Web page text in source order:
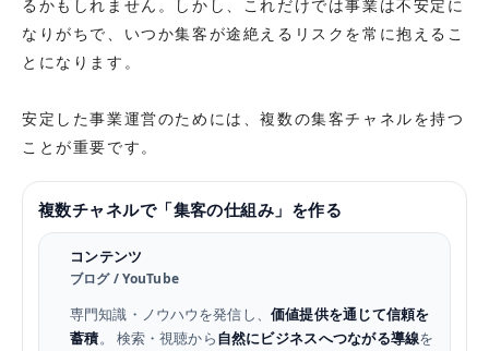
るかもしれません。しかし、これだけでは事業は不安定に
なりがちで、いつか集客が途絶えるリスクを常に抱えるこ
とになります。
安定した事業運営のためには、複数の集客チャネルを持つ
ことが重要です。
複数チャネルで「集客の仕組み」を作る
コンテンツ
ブログ / YouTube
専門知識・ノウハウを発信し、 価値提供を通じて信頼を
蓄積。 検索・視聴から自然にビジネスへつながる導線を